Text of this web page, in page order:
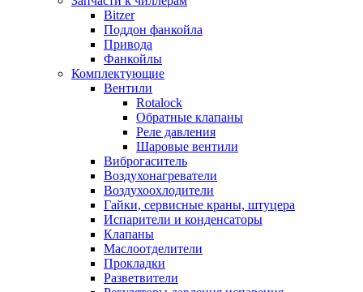
Bitzer
Поддон фанкойла
Привода
Фанкойлы
Комплектующие
Вентили
Rotalock
Обратные клапаны
Реле давления
Шаровые вентили
Виброгаситель
Воздухонагреватели
Воздухоохлодители
Гайки, сервисные краны, штуцера
Испарители и конденсаторы
Клапаны
Маслоотделители
Прокладки
Разветвители